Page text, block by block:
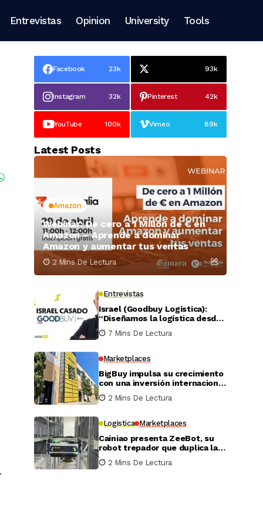
Entrevistas Opinion University Tools
Facebook 23k 93k
Instagram 32k Pinterest 42k
YouTube 100k Vimeo 89k
Latest Posts
Amazon
Webinar: De cero a 1 Millón de € en
Amazon – Aprende a dominar
Amazon y aumentar tus ventas
2 Mins De Lectura
Entrevistas
Israel (Goodbuy Logística):
“Diseñamos la logística desde
el lado real del vendedor
online”
7 Mins De Lectura
Marketplaces
BigBuy impulsa su crecimiento
con una inversión internacional
de 4 millones
2 Mins De Lectura
Logistica Marketplaces
Cainiao presenta ZeeBot, su
robot trepador que duplica la
eficiencia de almacenamiento
y recogida en pruebas reales
2 Mins De Lectura